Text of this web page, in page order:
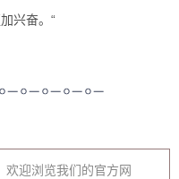
兴奋。“
欢迎浏览我们的官方网